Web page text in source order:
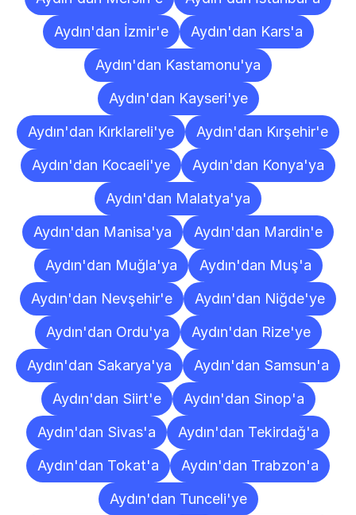
Aydın'dan İzmir'e
Aydın'dan Kars'a
Aydın'dan Kastamonu'ya
Aydın'dan Kayseri'ye
Aydın'dan Kırklareli'ye
Aydın'dan Kırşehir'e
Aydın'dan Kocaeli'ye
Aydın'dan Konya'ya
Aydın'dan Malatya'ya
Aydın'dan Manisa'ya
Aydın'dan Mardin'e
Aydın'dan Muğla'ya
Aydın'dan Muş'a
Aydın'dan Nevşehir'e
Aydın'dan Niğde'ye
Aydın'dan Ordu'ya
Aydın'dan Rize'ye
Aydın'dan Sakarya'ya
Aydın'dan Samsun'a
Aydın'dan Siirt'e
Aydın'dan Sinop'a
Aydın'dan Sivas'a
Aydın'dan Tekirdağ'a
Aydın'dan Tokat'a
Aydın'dan Trabzon'a
Aydın'dan Tunceli'ye